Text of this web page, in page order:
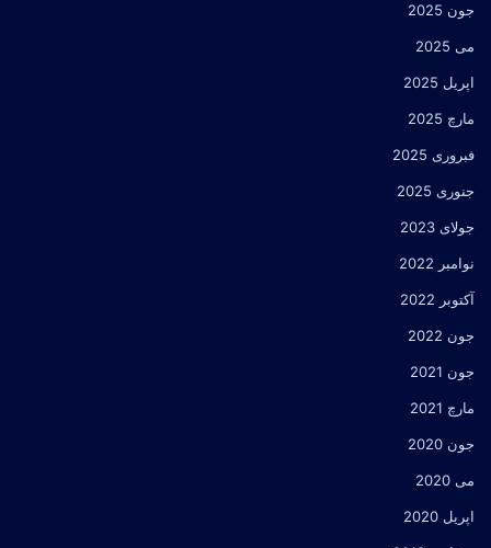
جون 2025
می 2025
اپریل 2025
مارچ 2025
فبروری 2025
جنوری 2025
جولای 2023
نوامبر 2022
آکتوبر 2022
جون 2022
جون 2021
مارچ 2021
جون 2020
می 2020
اپریل 2020